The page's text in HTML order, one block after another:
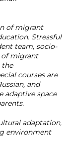
of migrant
Stressful
team, socio-
of migrant
the
courses are
and
adaptive space
adaptation,
environment